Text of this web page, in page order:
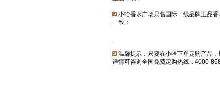
小哈香水广场只售国际一线品牌正品
一致；
温馨提示：只要在小哈下单定购产品，
详情可咨询全国免费定购热线：4000-